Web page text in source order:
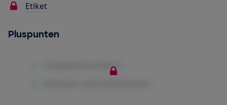
Etiket
Pluspunten